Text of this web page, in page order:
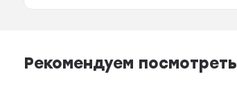
Рекомендуем посмотреть